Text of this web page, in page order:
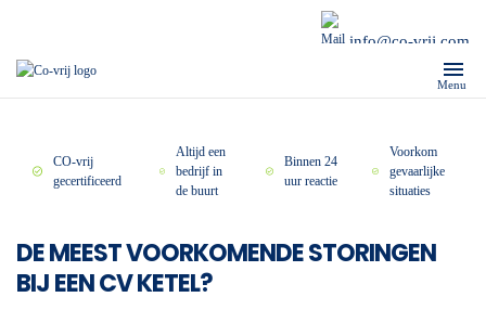
info@co-vrij.com
Menu
CO-vrij
gecertificeerd
Altijd een
bedrijf in
de buurt
Binnen 24
uur reactie
Voorkom
gevaarlijke
situaties
DE MEEST VOORKOMENDE STORINGEN
BIJ EEN CV KETEL?